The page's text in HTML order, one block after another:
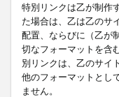
特別リンクは乙が制作
た場合は、乙は乙のサ
配置、ならびに（乙が
切なフォーマットを含
別リンクは、乙のサイ
他のフォーマットとし
ません。